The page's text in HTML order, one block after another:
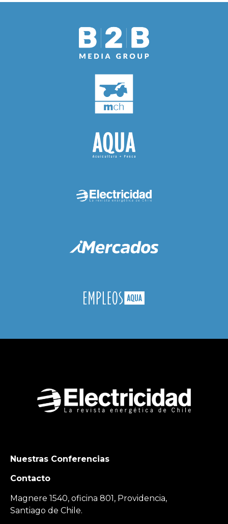
Nuestras Conferencias
Contacto
Magnere 1540, oficina 801, Providencia,
Santiago de Chile.